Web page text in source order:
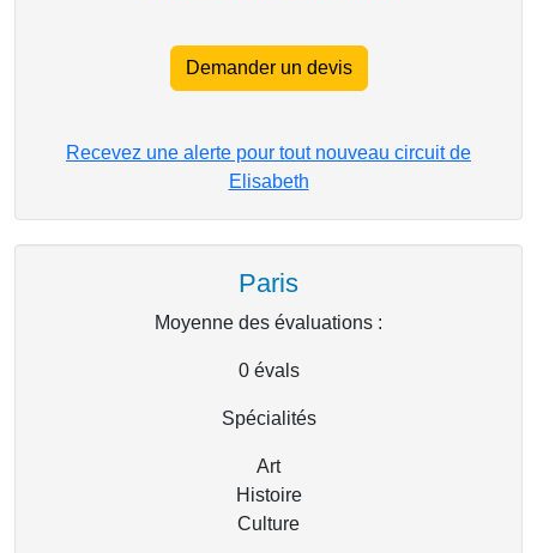
Demander un devis
Recevez une alerte pour tout nouveau circuit de
Elisabeth
Paris
Moyenne des évaluations :
0évals
Spécialités
Art
Histoire
Culture